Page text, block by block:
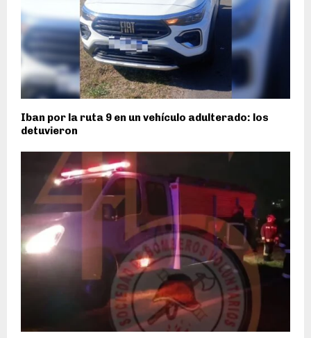
Iban por la ruta 9 en un vehículo adulterado: los
detuvieron